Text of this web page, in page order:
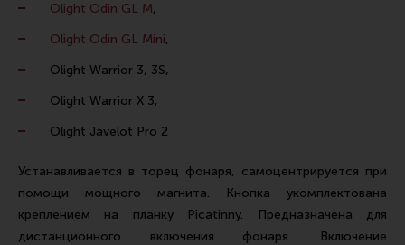
Экипировка
Пневматика
Стрелковые очки
Стрелковые наушники
Кобуры
Подсумки
Перчатки
Разгрузочные системы и защита
Olight Odin GL M,
Olight Odin GL Mini,
Olight Warrior 3, 3S,
Olight Warrior X 3,
Olight Javelot Pro 2
Устанавливается в торец фонаря, самоцентрируется при
помощи мощного магнита. Кнопка укомплектована
креплением на планку Picatinny. Предназначена для
дистанционного включения фонаря. Включение